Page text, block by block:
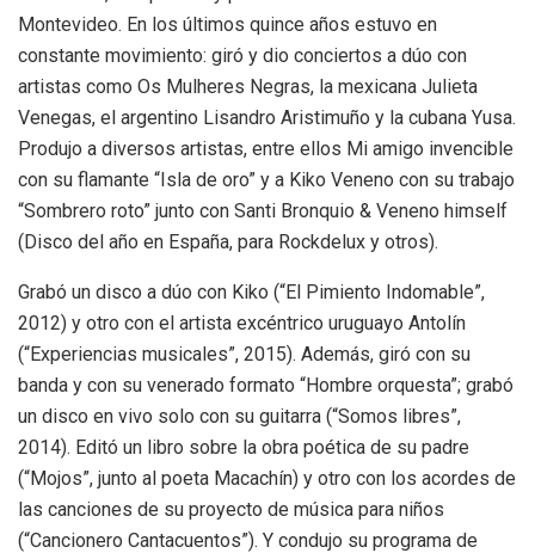
Montevideo. En los últimos quince años estuvo en
constante movimiento: giró y dio conciertos a dúo con
artistas como Os Mulheres Negras, la mexicana Julieta
Venegas, el argentino Lisandro Aristimuño y la cubana Yusa.
Produjo a diversos artistas, entre ellos Mi amigo invencible
con su flamante “Isla de oro” y a Kiko Veneno con su trabajo
“Sombrero roto” junto con Santi Bronquio & Veneno himself
(Disco del año en España, para Rockdelux y otros).
Grabó un disco a dúo con Kiko (“El Pimiento Indomable”,
2012) y otro con el artista excéntrico uruguayo Antolín
(“Experiencias musicales”, 2015). Además, giró con su
banda y con su venerado formato “Hombre orquesta”; grabó
un disco en vivo solo con su guitarra (“Somos libres”,
2014). Editó un libro sobre la obra poética de su padre
(“Mojos”, junto al poeta Macachín) y otro con los acordes de
las canciones de su proyecto de música para niños
(“Cancionero Cantacuentos”). Y condujo su programa de